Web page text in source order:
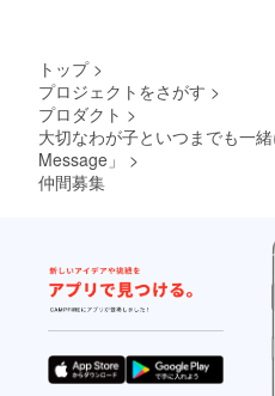
トップ >
プロジェクトをさがす >
プロダクト >
大切なわが子といつまでも一
Message」
>
仲間募集